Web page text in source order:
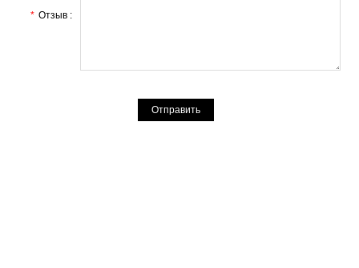
* Отзыв :